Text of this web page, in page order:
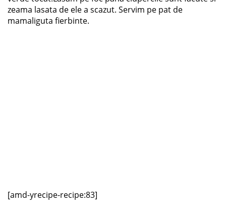
zeama lasata de ele a scazut. Servim pe pat de
mamaliguta fierbinte.
[amd-yrecipe-recipe:83]